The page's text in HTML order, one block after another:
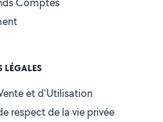
et d'Utilisation
respect de la vie privée